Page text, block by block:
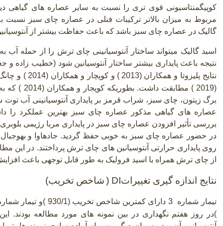
کوپیگمنتاسیونی قوی تری را نسبت به سایر عصاره های گیاهی
مربوط به میزان بالاتر ترکیبات فنلی در عصاره چای سبز
گالیک در عصاره چای سبز باشد که باعث حفاظت بیشتر از
اسید گالیک میتواند ساختار آنتوسیانینی چای ترش را از حمله
نتیجه باعث پایداری بیشتر ساختار آنتوسیانین شود (خطیب زاده و جعفر
نتایج پلیزوتا و همکاران (2013
) و کوپچار و همکاران (2014 ) و چانگ و همکاران (2016
(2019 )
برگ زیتون، چای سبز، شراب قرمز بر پایداری آنتوسیانینی آب توت
بررسی تأثیر افزودن عصاره چای سبز در پایداری مربا رژیمی بلوبری
روی پایداری حرارتی آنتوسیانین های چای ترش پرداختند. در این
از چای ترش همراه با اسید فرولیک به طور قابل توجهی باعث افزایش
نتایج اندازه گیری تغییراتDI
(شاخص تخریب)
تیمار شماره 3دارای کمترین شاخص تخریب (930/1 )و تیمار شماره
)در روز هفتم نگهداری در بین نمونه های مورد مطالعه بودند.